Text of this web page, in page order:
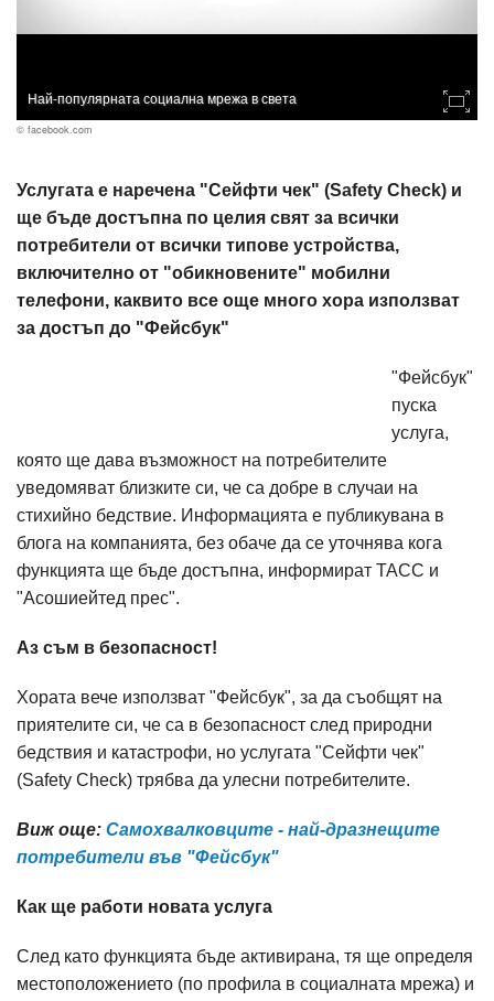
Най-популярната социална мрежа в света
© facebook.com
Услугата е наречена "Сейфти чек" (Safety Check) и
ще бъде достъпна по целия свят за всички
потребители от всички типове устройства,
включително от "обикновените" мобилни
телефони, каквито все още много хора използват
за достъп до "Фейсбук"
"Фейсбук"
пуска
услуга,
която ще дава възможност на потребителите
уведомяват близките си, че са добре в случаи на
стихийно бедствие. Информацията е публикувана в
блога на компанията, без обаче да се уточнява кога
функцията ще бъде достъпна, информират ТАСС и
"Асошиейтед прес".
Аз съм в безопасност!
Хората вече използват "Фейсбук", за да съобщят на
приятелите си, че са в безопасност след природни
бедствия и катастрофи, но услугата "Сейфти чек"
(Safety Check) трябва да улесни потребителите.
Виж още: Самохвалковците - най-дразнещите
потребители във "Фейсбук"
Как ще работи новата услуга
След като функцията бъде активирана, тя ще определя
местоположението (по профила в социалната мрежа) и